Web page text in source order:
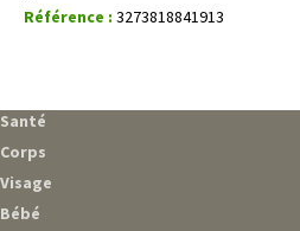
Référence : 3273818841913
Santé
Corps
Visage
Bébé